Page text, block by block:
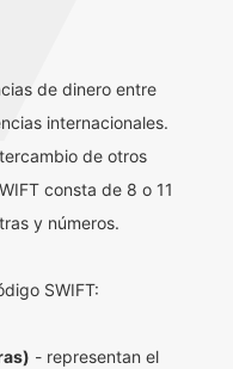
de dinero entre
internacionales.
de otros
consta de 8 o 11
y números.
SWIFT:
- representan el